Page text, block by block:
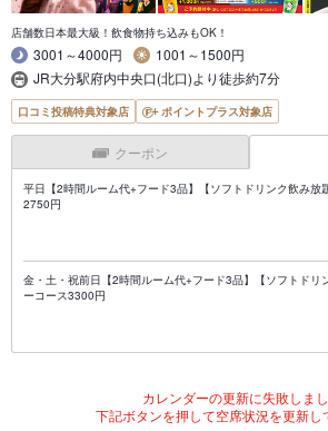
店舗数日本最大級！飲食物持ち込みもOK！
3001～4000円
1001～1500円
JR大分駅府内中央口(北口)より徒歩約7分
口コミ投稿特典対象店 ポイントプラス対象店
クーポン
平日【2時間ルーム代+フード3品】【ソフトドリンク飲み放
2750円
金・土・祝前日【2時間ルーム代+フード3品】【ソフトドリ
ーコース3300円
カレンダーの更新に失敗しまし
下記ボタンを押して空席状況を更新し